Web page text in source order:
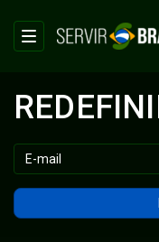
LOGIN
SAC
Email